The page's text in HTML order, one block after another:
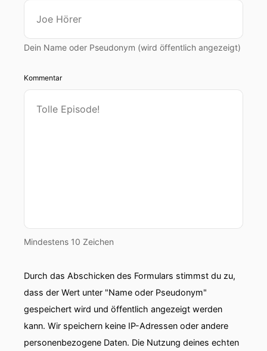
Dein Name oder Pseudonym (wird öffentlich angezeigt)
Kommentar
Mindestens 10 Zeichen
Durch das Abschicken des Formulars stimmst du zu,
dass der Wert unter "Name oder Pseudonym"
gespeichert wird und öffentlich angezeigt werden
kann. Wir speichern keine IP-Adressen oder andere
personenbezogene Daten. Die Nutzung deines echten